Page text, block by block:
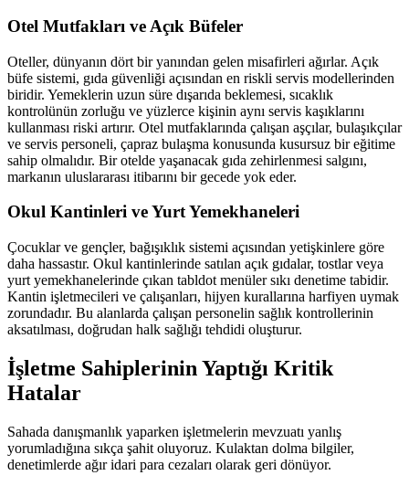
Otel Mutfakları ve Açık Büfeler
Oteller, dünyanın dört bir yanından gelen misafirleri ağırlar. Açık
büfe sistemi, gıda güvenliği açısından en riskli servis modellerinden
biridir. Yemeklerin uzun süre dışarıda beklemesi, sıcaklık
kontrolünün zorluğu ve yüzlerce kişinin aynı servis kaşıklarını
kullanması riski artırır. Otel mutfaklarında çalışan aşçılar, bulaşıkçılar
ve servis personeli, çapraz bulaşma konusunda kusursuz bir eğitime
sahip olmalıdır. Bir otelde yaşanacak gıda zehirlenmesi salgını,
markanın uluslararası itibarını bir gecede yok eder.
Okul Kantinleri ve Yurt Yemekhaneleri
Çocuklar ve gençler, bağışıklık sistemi açısından yetişkinlere göre
daha hassastır. Okul kantinlerinde satılan açık gıdalar, tostlar veya
yurt yemekhanelerinde çıkan tabldot menüler sıkı denetime tabidir.
Kantin işletmecileri ve çalışanları, hijyen kurallarına harfiyen uymak
zorundadır. Bu alanlarda çalışan personelin sağlık kontrollerinin
aksatılması, doğrudan halk sağlığı tehdidi oluşturur.
İşletme Sahiplerinin Yaptığı Kritik
Hatalar
Sahada danışmanlık yaparken işletmelerin mevzuatı yanlış
yorumladığına sıkça şahit oluyoruz. Kulaktan dolma bilgiler,
denetimlerde ağır idari para cezaları olarak geri dönüyor.